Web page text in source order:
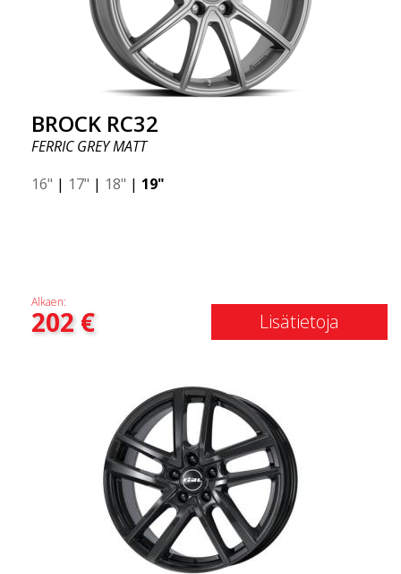
BROCK RC32
FERRIC GREY MATT
16" | 17" | 18" | 19"
Alkaen:
202€ Lisätietoja